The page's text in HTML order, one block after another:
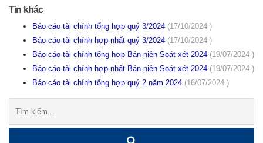
Tin khác
Báo cáo tài chính tổng hợp quý 3/2024 (17/10/2024 )
Báo cáo tài chính hợp nhất quý 3/2024 (17/10/2024 )
Báo cáo tài chính tổng hợp Bán niên Soát xét 2024 (19/07/2024 )
Báo cáo tài chính hợp nhất Bán niên Soát xét 2024 (19/07/2024 )
Báo cáo tài chính tổng hợp quý 2 năm 2024 (16/07/2024 )
kiếm: